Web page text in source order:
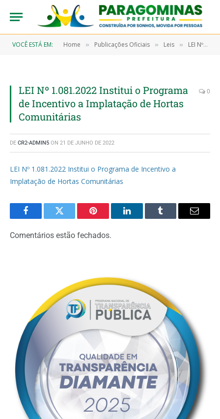
VOCÊ ESTÁ EM: Home » Publicações Oficiais » Leis » LEI Nº 1081/2022, DE 15 DE JUNHO DE 2022 (Institui o Programa de Incentivo à Implantação de Hortas Comunitárias no Município de Paragominas e dá outras providências)
LEI Nº 1.081.2022 Institui o Programa
de Incentivo a Implatação de Hortas
Comunitárias
0
DE CR2-ADMIN5 ON 21 DE JUNHO DE 2022
LEI Nº 1.081.2022 Institui o Programa de Incentivo a
Implatação de Hortas Comunitárias
FacebookTwitter Pinterest LinkedInTumblr Email
Comentários estão fechados.